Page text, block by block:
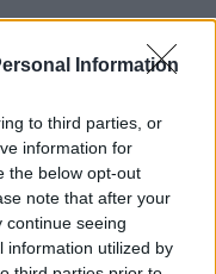
Information
to third parties, or
information for
the below opt-out
note that after your
continue seeing
information utilized by
HÅR MED
och efter”